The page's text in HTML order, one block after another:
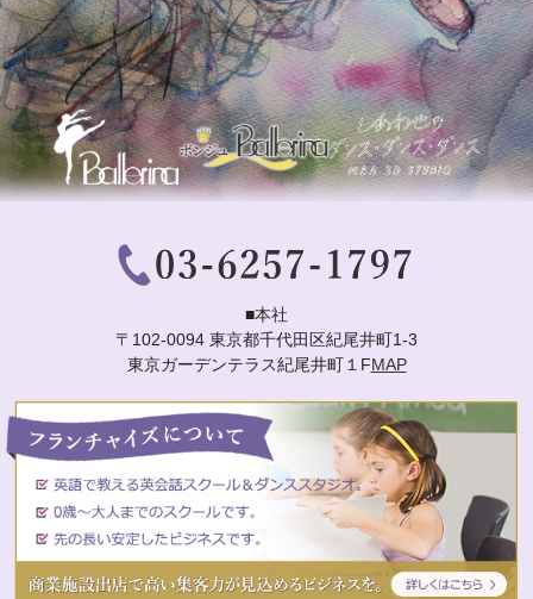
■本社
〒102-0094 東京都千代田区紀尾井町1-3
東京ガーデンテラス紀尾井町１FMAP